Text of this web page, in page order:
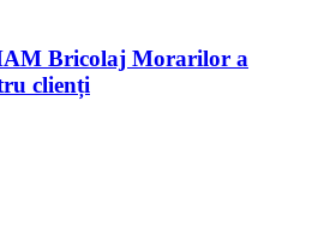
Bricolaj Morarilor a
clienți